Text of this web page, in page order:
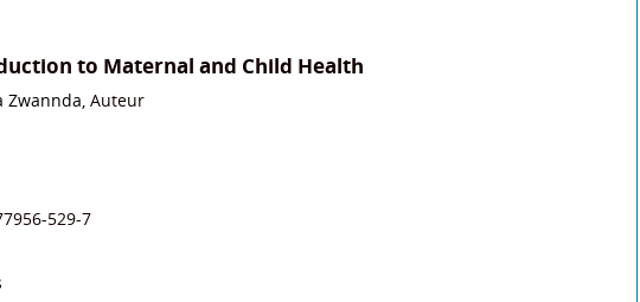
to Maternal and Child Health
Zwannda, Auteur
529-7